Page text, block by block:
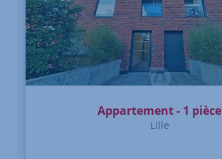
Appartement - 1 pièce
Lille